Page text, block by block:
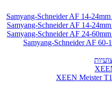
Samyang-Schneider AF 14-
Samyang-Schneider AF 14-
Samyang-Schneider AF 24-
Samyang-Schneider AF
XEEN Meister